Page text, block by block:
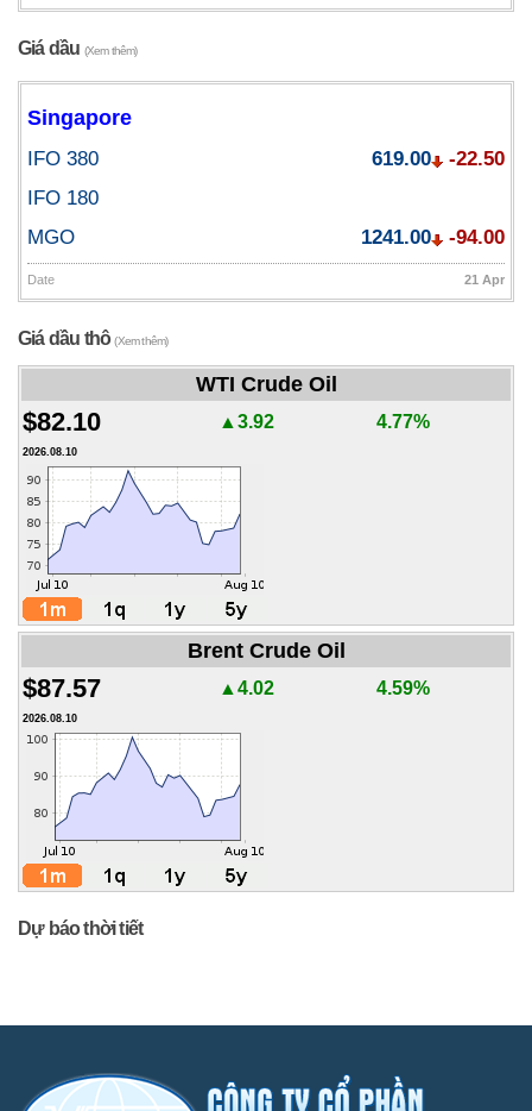
Giá dầu (Xem thêm)
Singapore
IFO 380 619.00
-22.50
IFO 180
MGO
1241.00 -94.00
Date 21 Apr
Giá dầu thô(Xem thêm)
WTI Crude Oil
$82.10 ▲3.92 4.77%
2026.08.10
Brent Crude Oil
$87.57 ▲4.02 4.59%
2026.08.10
Dự báo thời tiết